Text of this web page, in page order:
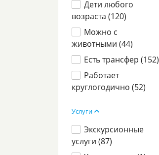
Дети любого
возраста (120)
Можно с
животными (44)
Есть трансфер (152)
Работает
круглогодично (52)
Услуги
Экскурсионные
услуги (87)